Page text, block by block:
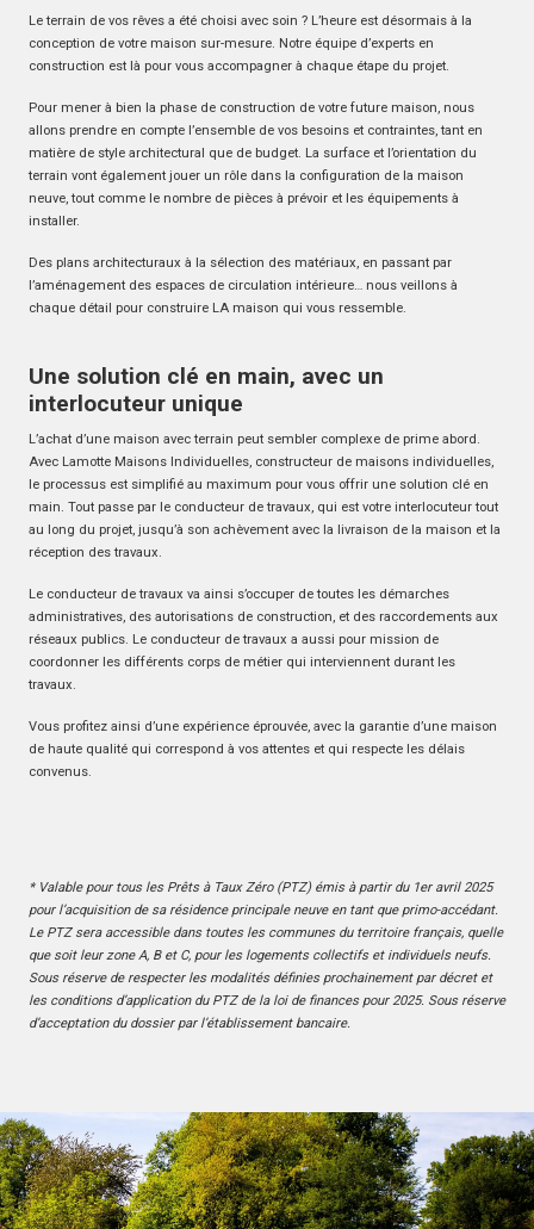
Le terrain de vos rêves a été choisi avec soin ? L’heure est désormais à la
conception de votre maison sur-mesure. Notre équipe d’experts en
construction est là pour vous accompagner à chaque étape du projet.
Pour mener à bien la phase de construction de votre future maison, nous
allons prendre en compte l’ensemble de vos besoins et contraintes, tant en
matière de style architectural que de budget. La surface et l’orientation du
terrain vont également jouer un rôle dans la configuration de la maison
neuve, tout comme le nombre de pièces à prévoir et les équipements à
installer.
Des plans architecturaux à la sélection des matériaux, en passant par
l’aménagement des espaces de circulation intérieure… nous veillons à
chaque détail pour construire LA maison qui vous ressemble.
Une solution clé en main, avec un
interlocuteur unique
L’achat d’une maison avec terrain peut sembler complexe de prime abord.
Avec Lamotte Maisons Individuelles, constructeur de maisons individuelles,
le processus est simplifié au maximum pour vous offrir une solution clé en
main. Tout passe par le conducteur de travaux, qui est votre interlocuteur tout
au long du projet, jusqu’à son achèvement avec la livraison de la maison et la
réception des travaux.
Le conducteur de travaux va ainsi s’occuper de toutes les démarches
administratives, des autorisations de construction, et des raccordements aux
réseaux publics. Le conducteur de travaux a aussi pour mission de
coordonner les différents corps de métier qui interviennent durant les
travaux.
Vous profitez ainsi d’une expérience éprouvée, avec la garantie d’une maison
de haute qualité qui correspond à vos attentes et qui respecte les délais
convenus.
* Valable pour tous les Prêts à Taux Zéro (PTZ) émis à partir du 1er avril 2025
pour l’acquisition de sa résidence principale neuve en tant que primo-accédant.
Le PTZ sera accessible dans toutes les communes du territoire français, quelle
que soit leur zone A, B et C, pour les logements collectifs et individuels neufs.
Sous réserve de respecter les modalités définies prochainement par décret et
les conditions d’application du PTZ de la loi de finances pour 2025. Sous réserve
d’acceptation du dossier par l’établissement bancaire.